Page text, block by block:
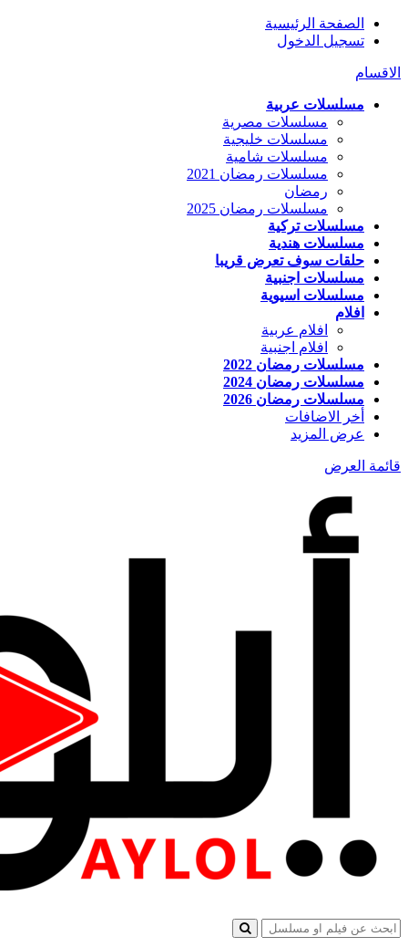
الصفحة الرئيسية
تسجيل الدخول
الاقسام
مسلسلات عربية
مسلسلات مصرية
مسلسلات خليجية
مسلسلات شامية
مسلسلات رمضان 2021
رمضان
مسلسلات رمضان 2025
مسلسلات تركية
مسلسلات هندية
حلقات سوف تعرض قريبا
مسلسلات اجنبية
مسلسلات اسيوية
افلام
افلام عربية
افلام اجنبية
مسلسلات رمضان 2022
مسلسلات رمضان 2024
مسلسلات رمضان 2026
أخر الاضافات
عرض المزيد
قائمة العرض